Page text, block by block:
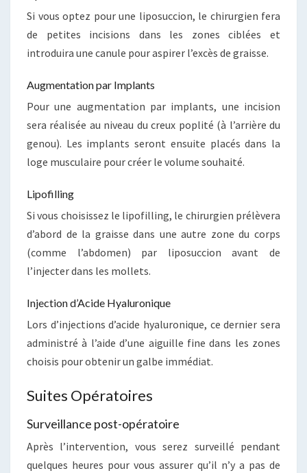
Si vous optez pour une liposuccion, le chirurgien fera
de petites incisions dans les zones ciblées et
introduira une canule pour aspirer l’excès de graisse.
Augmentation par Implants
Pour une augmentation par implants, une incision
sera réalisée au niveau du creux poplité (à l’arrière du
genou). Les implants seront ensuite placés dans la
loge musculaire pour créer le volume souhaité.
Lipofilling
Si vous choisissez le lipofilling, le chirurgien prélèvera
d’abord de la graisse dans une autre zone du corps
(comme l’abdomen) par liposuccion avant de
l’injecter dans les mollets.
Injection d’Acide Hyaluronique
Lors d’injections d’acide hyaluronique, ce dernier sera
administré à l’aide d’une aiguille fine dans les zones
choisis pour obtenir un galbe immédiat.
Suites Opératoires
Surveillance post-opératoire
Après l’intervention, vous serez surveillé pendant
quelques heures pour vous assurer qu’il n’y a pas de